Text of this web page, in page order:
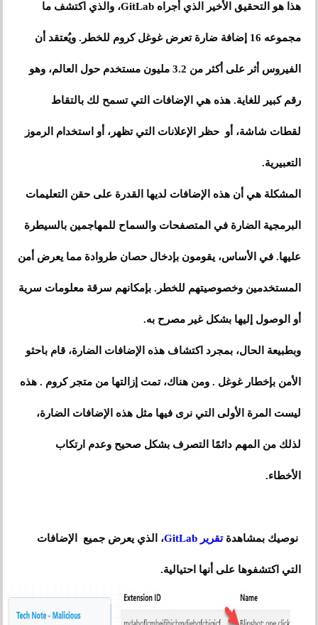
هذا هو التحقيق الأخير الذي أجراه GitLab، والذي اكتشف ما
مجموعه 16 إضافة ضارة تعرض غوغل كروم للخطر. ويُعتقد أن
الفيروس أثر على أكثر من 3.2 مليون مستخدم حول العالم، وهو
رقم كبير للغاية. هذه هي الإضافات التي تسمح لك بالتقاط
لقطات شاشة، أو حظر الإعلانات التي تظهر، أو استخدام الرموز
التعبيرية.
المشكلة هي أن هذه الإضافات لديها القدرة على حقن التعليمات
البرمجية الضارة في المتصفحات والسماح للمهاجمين بالسيطرة
عليها. في الأساس، يقومون بإدخال حصان طروادة مما يعرض أمن
المستخدمين وخصوصيتهم للخطر. بإمكانهم سرقة معلومات سرية
أو الوصول إليها بشكل غير مصرح به.
وبطبيعة الحال، بمجرد اكتشاف هذه الإضافات الضارة، قام باحثو
الأمن بإخطار غوغل . ومن هناك، تمت إزالتها من متجر كروم . هذه
ليست المرة الأولى التي نرى فيها مثل هذه الإضافات الضارة،
لذلك من المهم دائمًا التصرف بشكل صحيح وعدم ارتكاب
الأخطاء.
نوصيك بمشاهدةتقرير GitLab ، الذي يعرض جميع الإضافات
التي اكتشفوها على أنها احتيالية.